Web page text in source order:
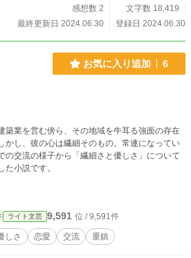
感想数 2
文字数 18,419
最終更新日 2024.06.30
登録日 2024.06.30
お気に入り追加 6
築業を営む傍ら、その地域を牛耳る強面の存在
かし、彼の心は繊細そのもの。常連になってい
の交流の様子から「繊細さと優しさ」について
た小説です。
ライト文芸 9,591 位 / 9,591件
しさ 恋愛 交流 重鎮